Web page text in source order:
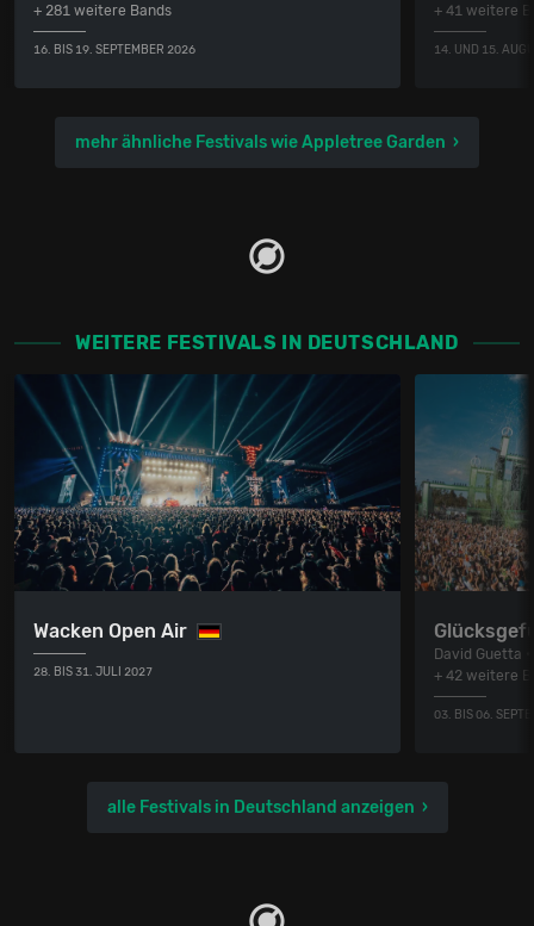
+ 281 weitere Bands
16. BIS 19. SEPTEMBER 2026
+ 41 weitere
14. UND 15.
mehr ähnliche Festivals wie Appletree Garden
WEITERE FESTIVALS IN DEUTSCHLAND
Wacken Open Air
28. BIS 31. JULI 2027
David Guetta
+ 42 weitere
03. BIS 06.
alle Festivals in Deutschland anzeigen